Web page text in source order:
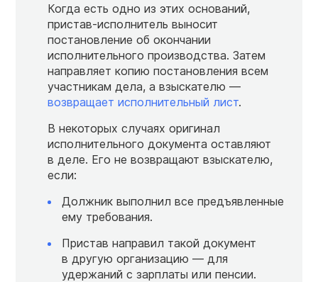
Когда есть одно из этих оснований,
пристав-исполнитель выносит
постановление об окончании
исполнительного производства. Затем
направляет копию постановления всем
участникам дела, а взыскателю —
возвращает исполнительный лист.
В некоторых случаях оригинал
исполнительного документа оставляют
в деле. Его не возвращают взыскателю,
если:
Должник выполнил все предъявленные
ему требования.
Пристав направил такой документ
в другую организацию — для
удержаний с зарплаты или пенсии.